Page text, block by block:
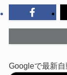
Googleで最新